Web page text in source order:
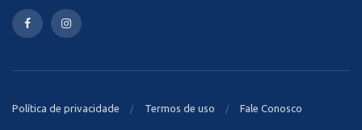
Política de privacidade Termos de uso Fale Conosco